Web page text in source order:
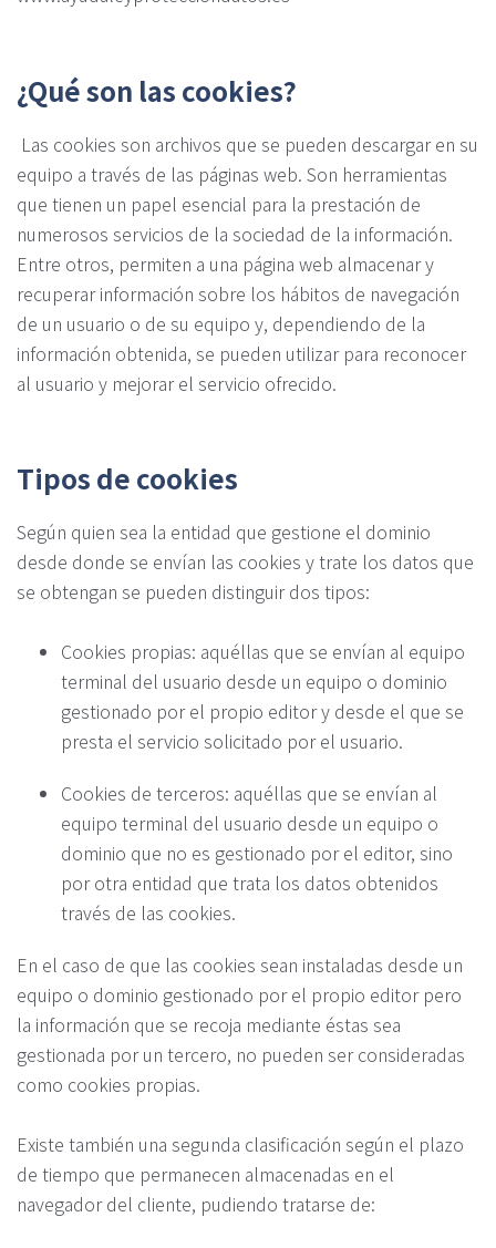
¿Qué son las cookies?
Las cookies son archivos que se pueden descargar en su
equipo a través de las páginas web. Son herramientas
que tienen un papel esencial para la prestación de
numerosos servicios de la sociedad de la información.
Entre otros, permiten a una página web almacenar y
recuperar información sobre los hábitos de navegación
de un usuario o de su equipo y, dependiendo de la
información obtenida, se pueden utilizar para reconocer
al usuario y mejorar el servicio ofrecido.
Tipos de cookies
Según quien sea la entidad que gestione el dominio
desde donde se envían las cookies y trate los datos que
se obtengan se pueden distinguir dos tipos:
Cookies propias: aquéllas que se envían al equipo
terminal del usuario desde un equipo o dominio
gestionado por el propio editor y desde el que se
presta el servicio solicitado por el usuario.
Cookies de terceros: aquéllas que se envían al
equipo terminal del usuario desde un equipo o
dominio que no es gestionado por el editor, sino
por otra entidad que trata los datos obtenidos
través de las cookies.
En el caso de que las cookies sean instaladas desde un
equipo o dominio gestionado por el propio editor pero
la información que se recoja mediante éstas sea
gestionada por un tercero, no pueden ser consideradas
como cookies propias.
Existe también una segunda clasificación según el plazo
de tiempo que permanecen almacenadas en el
navegador del cliente, pudiendo tratarse de: